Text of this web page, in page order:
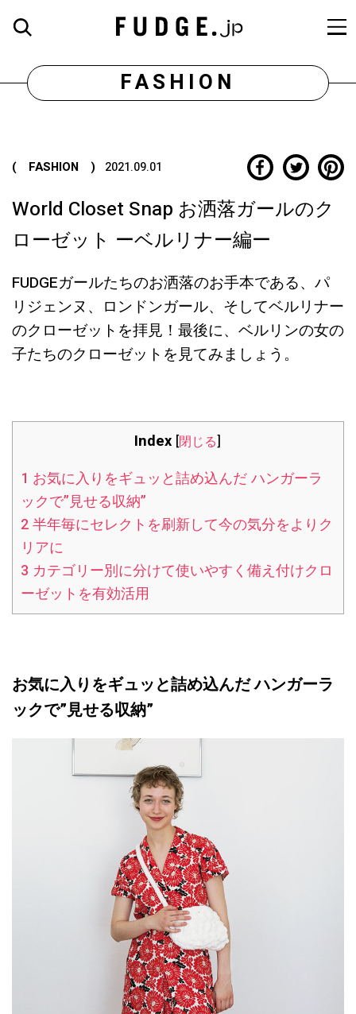
FASHION
( FASHION ) 2021.09.01
World Closet Snap お洒落ガールのク
ローゼット ーベルリナー編ー
FUDGEガールたちのお洒落のお手本である、パ
リジェンヌ、ロンドンガール、そしてベルリナー
のクローゼットを拝見！最後に、ベルリンの女の
子たちのクローゼットを見てみましょう。
Index [閉じる]
1 お気に入りをギュッと詰め込んだ ハンガーラ
ックで”見せる収納”
2半年毎にセレクトを刷新して今の気分をよりク
リアに
3 カテゴリー別に分けて使いやすく備え付けクロ
ーゼットを有効活用
お気に入りをギュッと詰め込んだ ハンガーラ
ックで”見せる収納”